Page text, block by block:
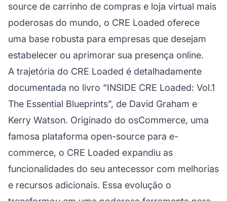
source de carrinho de compras e loja virtual mais
poderosas do mundo, o CRE Loaded oferece
uma base robusta para empresas que desejam
estabelecer ou aprimorar sua presença online.
A trajetória do CRE Loaded é detalhadamente
documentada no livro “INSIDE CRE Loaded: Vol.1
The Essential Blueprints”, de David Graham e
Kerry Watson. Originado do osCommerce, uma
famosa plataforma open-source para e-
commerce, o CRE Loaded expandiu as
funcionalidades do seu antecessor com melhorias
e recursos adicionais. Essa evolução o